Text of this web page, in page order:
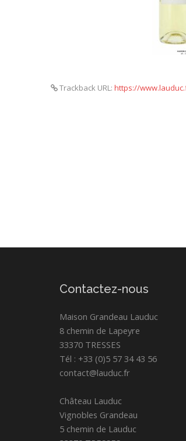
Trackback URL: https://
Contactez-nous
Maison Grandeau Lauduc
8 chemin de Lapeyre
33370 TRESSES
Tél : +33 (0)5 57 34 43 56
contact@lauduc.fr
Château Lauduc
Vignobles Grandeau
5 chemin de Lauduc